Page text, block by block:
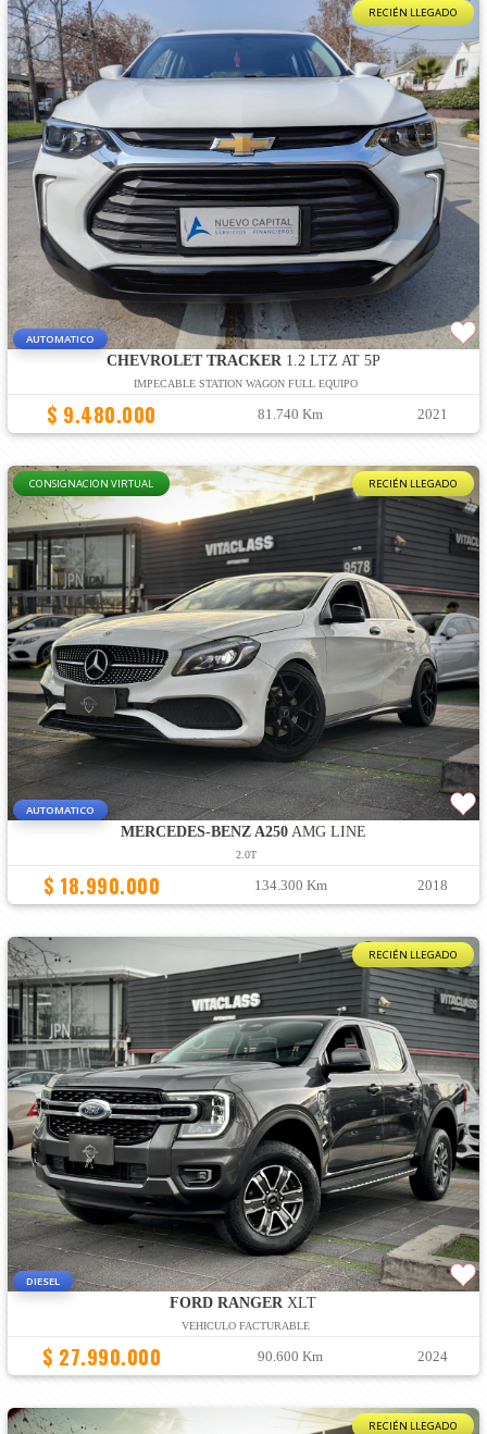
RECIÉN LLEGADO
AUTOMATICO
CHEVROLET TRACKER 1.2 LTZ AT 5P
IMPECABLE STATION WAGON FULL EQUIPO
$ 9.480.000 81.740 Km 2021
CONSIGNACION VIRTUAL RECIÉN LLEGADO
AUTOMATICO
MERCEDES-BENZ A250AMG LINE
2.0T
$ 18.990.000 134.300 Km 2018
RECIÉN LLEGADO
DIESEL
FORD RANGER XLT
VEHICULO FACTURABLE
$ 27.990.000 90.600 Km 2024
RECIÉN LLEGADO